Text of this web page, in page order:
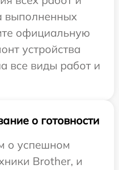
выполненных
официальную
устройства
все виды работ и
о готовности
о успешном
Brother, и